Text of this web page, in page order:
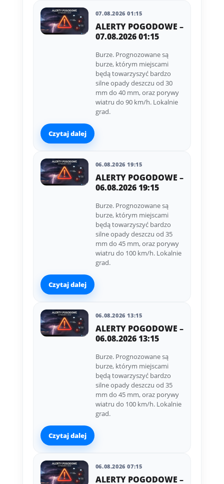
07.08.2026 01:15
ALERTY POGODOWE –
07.08.2026 01:15
Burze. Prognozowane są
burze, którym miejscami
będą towarzyszyć bardzo
silne opady deszczu od 30
mm do 40 mm, oraz porywy
wiatru do 90 km/h. Lokalnie
grad.
Czytaj dalej
06.08.2026 19:15
ALERTY POGODOWE –
06.08.2026 19:15
Burze. Prognozowane są
burze, którym miejscami
będą towarzyszyć bardzo
silne opady deszczu od 35
mm do 45 mm, oraz porywy
wiatru do 100 km/h. Lokalnie
grad.
Czytaj dalej
06.08.2026 13:15
ALERTY POGODOWE –
06.08.2026 13:15
Burze. Prognozowane są
burze, którym miejscami
będą towarzyszyć bardzo
silne opady deszczu od 35
mm do 45 mm, oraz porywy
wiatru do 100 km/h. Lokalnie
grad.
Czytaj dalej
06.08.2026 07:15
ALERTY POGODOWE –